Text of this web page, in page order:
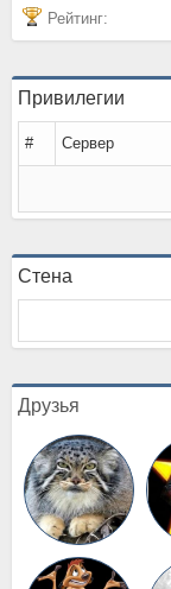
Рейтинг:
Привилегии
# Сервер
Стена
Друзья